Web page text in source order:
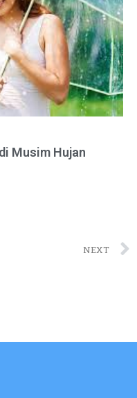
Musim Hujan
NEXT